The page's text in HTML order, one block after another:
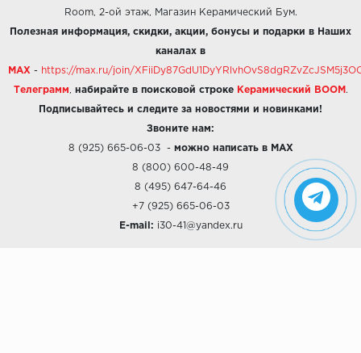
Room, 2-ой этаж, Магазин Керамический Бум.
Полезная информация, скидки, акции, бонусы и подарки в Наших
каналах в
MAX - https://max.ru/join/
Телеграмм набирайте в поисковой строке Керамический BOOM .
Подписывайтесь и следите за новостями и новинками!
Звоните нам:
8 (925) 665-06-03- можно написать в MAX
8 (800) 600-48-49
8 (495) 647-64-46
+7 (925) 665-06-03
E-mail: i30-41@yandex.ru